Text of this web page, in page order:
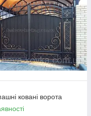
ковані ворота